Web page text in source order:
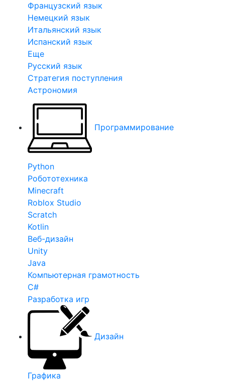
Французский язык
Немецкий язык
Итальянский язык
Испанский язык
Еще
Русский язык
Стратегия поступления
Астрономия
Программирование
Python
Робототехника
Minecraft
Roblox Studio
Scratch
Kotlin
Веб-дизайн
Unity
Java
Компьютерная грамотность
C#
Разработка игр
Дизайн
Графика